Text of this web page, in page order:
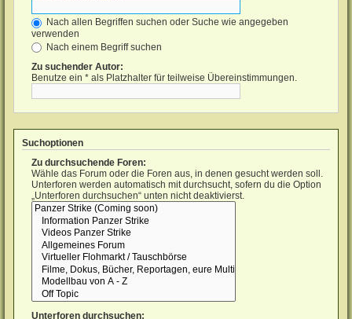
Nach allen Begriffen suchen oder Suche wie angegeben
verwenden
Nach einem Begriff suchen
Zu suchender Autor:
Benutze ein * als Platzhalter für teilweise Übereinstimmungen.
Suchoptionen
Zu durchsuchende Foren:
Wähle das Forum oder die Foren aus, in denen gesucht werden soll.
Unterforen werden automatisch mit durchsucht, sofern du die Option
„Unterforen durchsuchen“ unten nicht deaktivierst.
Unterforen durchsuchen: